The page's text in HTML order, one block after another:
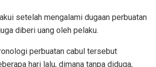
setelah mengalami dugaan perbuatan
diberi uang oleh pelaku.
perbuatan cabul tersebut
hari lalu, dimana tanpa diduga,